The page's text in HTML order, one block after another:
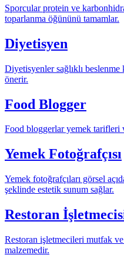
Sporcular protein ve
toparlanma öğününü tamamlar.
Diyetisyen
Diyetisyenler sağlıklı
önerir.
Food Blogger
Food bloggerlar yemek tarifleri
Yemek Fotoğrafçısı
Yemek fotoğrafçıları görsel
şeklinde estetik sunum sağlar.
Restoran
Restoran işletmecileri mutfak
malzemedir.